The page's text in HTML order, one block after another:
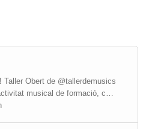
Taller Obert de @tallerdemusics
musical de formació, c…